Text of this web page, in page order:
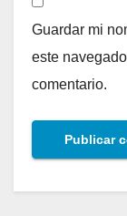
Guardar mi
este
comentario.